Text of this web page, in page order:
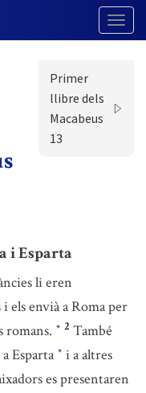
Primer
llibre dels
Macabeus
13
i Esparta
li eren
els envià a Roma per
romans. * 2 També
Esparta * i a altres
es presentaren